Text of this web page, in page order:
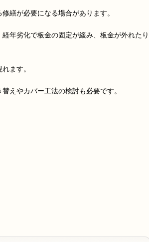
繕が必要になる場合があります。
年劣化で板金の固定が緩み、板金が外れたり
ます。
えやカバー工法の検討も必要です。